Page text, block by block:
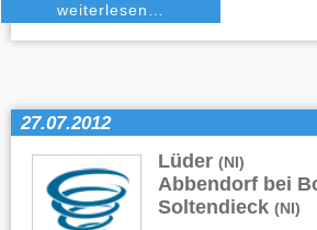
weiterlesen…
27.07.2012
Lüder (NI)
Soltendieck (NI)